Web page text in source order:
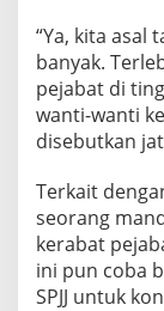
“Ya, kita asal
banyak.
pejabat di
wanti-wanti
disebutkan
Terkait
seorang
kerabat
ini pun coba
SPJJ untuk